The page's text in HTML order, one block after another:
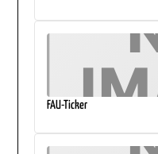
FAU-Ticker